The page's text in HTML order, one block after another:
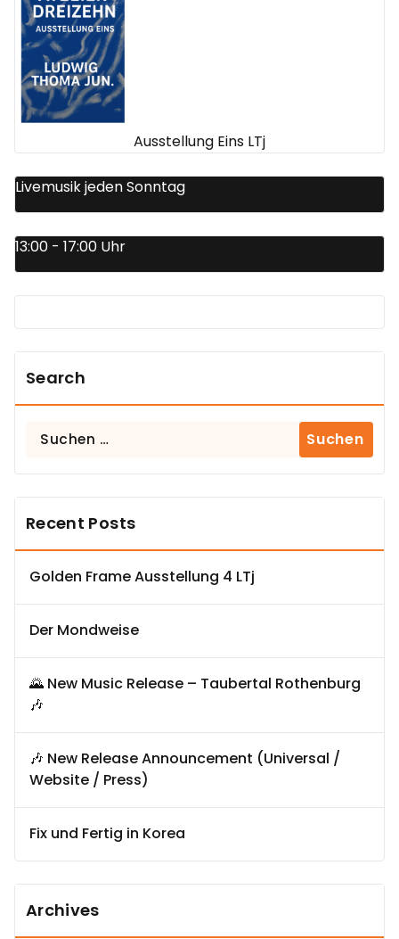
Ausstellung Eins LTj
Livemusik jeden Sonntag
13:00 - 17:00 Uhr
Search
Suchen
Recent Posts
Golden Frame Ausstellung 4 LTj
Der Mondweise
🌄 New Music Release – Taubertal Rothenburg
🎶
🎶 New Release Announcement (Universal /
Website / Press)
Fix und Fertig in Korea
Archives